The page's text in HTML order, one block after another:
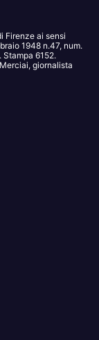
Firenze ai sensi
1948 n.47, num.
Stampa 6152.
giornalista